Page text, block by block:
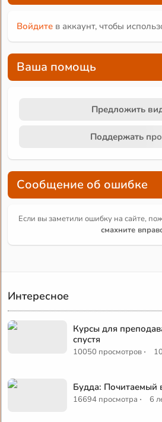
Войдите в аккаунт, чтобы
Ваша помощь
Предложить
Поддержать
Сообщение об ошибке
Если вы заметили ошибку на сайте,
смахните
Интересное
Курсы для
спустя
10050 просмотров ·
Будда: Почитаемый
16694 просмотра · 6